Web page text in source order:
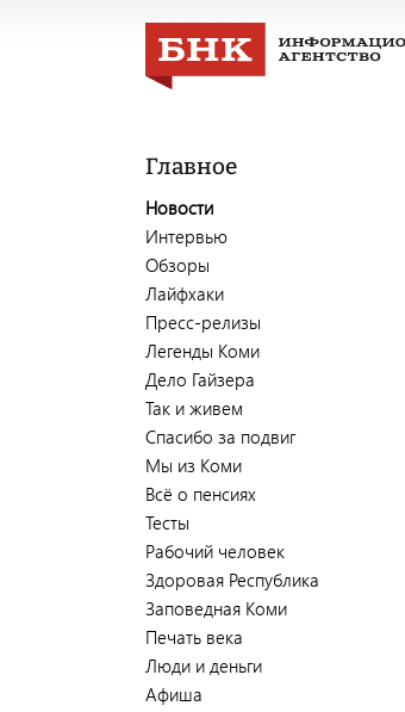
Главное
Новости
Интервью
Обзоры
Лайфхаки
Пресс-релизы
Легенды Коми
Дело Гайзера
Так и живем
Спасибо за подвиг
Мы из Коми
Всё о пенсиях
Тесты
Рабочий человек
Здоровая Республика
Заповедная Коми
Печать века
Люди и деньги
Афиша